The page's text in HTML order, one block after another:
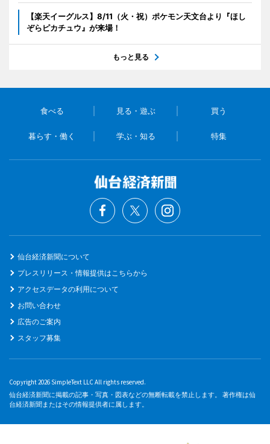
【楽天イーグルス】8/11（火・祝）ポケモン天文台より『ほし
ぞらピカチュウ』が来場！
もっと見る
食べる 見る・遊ぶ 買う
暮らす・働く 学ぶ・知る 特集
仙台経済新聞について
プレスリリース・情報提供はこちらから
アクセスデータの利用について
お問い合わせ
広告のご案内
スタッフ募集
Copyright 2026 SimpleText LLC All rights reserved.
仙台経済新聞に掲載の記事・写真・図表などの無断転載を禁止します。 著作権は仙
台経済新聞またはその情報提供者に属します。